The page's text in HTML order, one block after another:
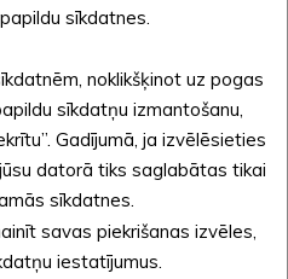
pieAIF reģionālajiem
fonda telpās, Valmierā
pieteikties iepriekš,
vai zvanot
sabiedrības organizācijas
iesniegt projektu
konkursā. Konkursa
sīkdatnes.
noklikšķinot uz pogas
sīkdatņu izmantošanu,
Gadījumā, ja izvēlēsieties
datorā tiks saglabātas tikai
sīkdatnes.
savas piekrišanas izvēles,
iestatījumus.